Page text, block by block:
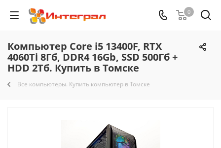
0
Компьютер Core i5 13400F, RTX
4060Ti 8Гб, DDR4 16Gb, SSD 500Гб +
HDD 2Тб. Купить в Томске
Все компьютеры. Купить компьютер в Томске